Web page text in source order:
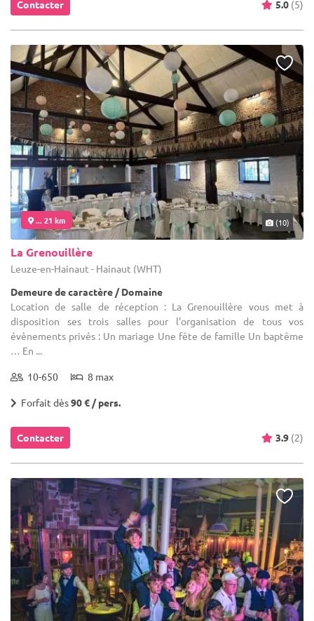
Contacter 5.0 (5)
... 21 km (10)
La Grenouillère
Leuze-en-Hainaut - Hainaut (WHT)
Demeure de caractère / Domaine
Location de salle de réception : La Grenouillère vous met à
disposition ses trois salles pour l’organisation de tous vos
évènements privés : Un mariage Une fête de famille Un baptême
… En ...
10-650 8 max
Forfait dès90 € / pers.
Contacter 3.9 (2)